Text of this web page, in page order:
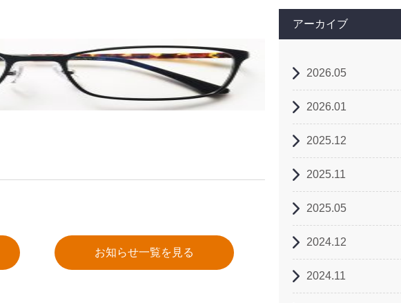
お知らせ一覧を見る
アーカイブ
2026.05
2026.01
2025.12
2025.11
2025.05
2024.12
2024.11